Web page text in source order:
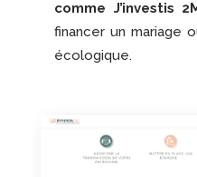
comme J’investis
financer un mariage
écologique.